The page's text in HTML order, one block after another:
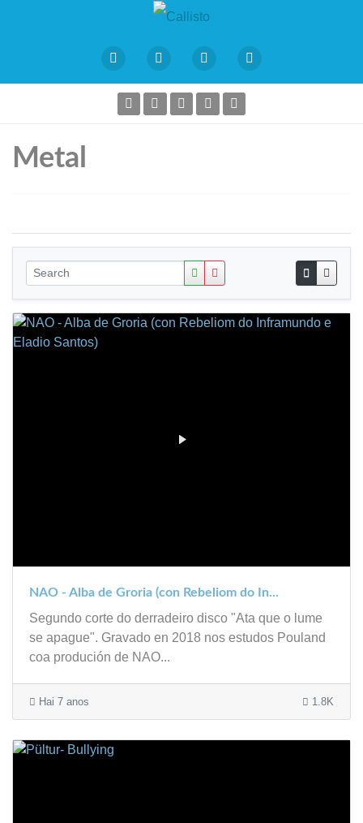
Metal
NAO - Alba de Groria (con Rebeliom do In...
Segundo corte do derradeiro disco "Ata que o lume
se apague". Gravado en 2018 nos estudos Pouland
coa produción de NAO...
Hai 7 anos 1.8K